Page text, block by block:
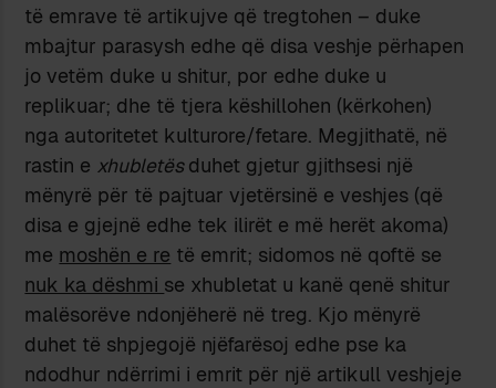
të emrave të artikujve që tregtohen – duke
mbajtur parasysh edhe që disa veshje përhapen
jo vetëm duke u shitur, por edhe duke u
replikuar; dhe të tjera këshillohen (kërkohen)
nga autoritetet kulturore/fetare. Megjithatë, në
rastin e xhubletësduhet gjetur gjithsesi një
mënyrë për të pajtuar vjetërsinë e veshjes (që
disa e gjejnë edhe tek ilirët e më herët akoma)
me moshën e re të emrit; sidomos në qoftë se
nuk ka dëshmi se xhubletat u kanë qenë shitur
malësorëve ndonjëherë në treg. Kjo mënyrë
duhet të shpjegojë njëfarësoj edhe pse ka
ndodhur ndërrimi i emrit për një artikull veshjeje